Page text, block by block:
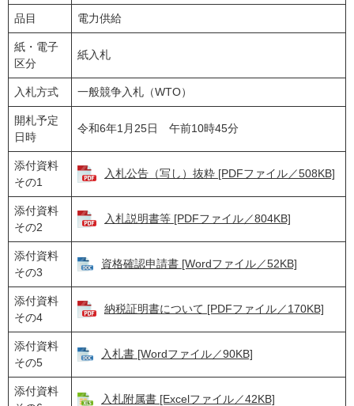
品目 電力供給
紙・電子
区分
紙入札
入札方式 一般競争入札（WTO）
開札予定
日時
令和6年1月25日 午前10時45分
添付資料
その1
入札公告（写し）抜粋 [PDFファイル／508KB]
添付資料
その2
入札説明書等 [PDFファイル／804KB]
添付資料
その3
資格確認申請書 [Wordファイル／52KB]
添付資料
その4
納税証明書について [PDFファイル／170KB]
添付資料
その5
入札書 [Wordファイル／90KB]
添付資料
入札附属書 [Excelファイル／42KB]